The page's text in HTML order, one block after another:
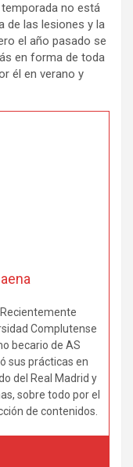
no está
de las lesiones y la
el año pasado se
en forma de toda
él en verano y
Complutense
becario de AS
sus prácticas en
del Real Madrid y
sobre todo por el
de contenidos.